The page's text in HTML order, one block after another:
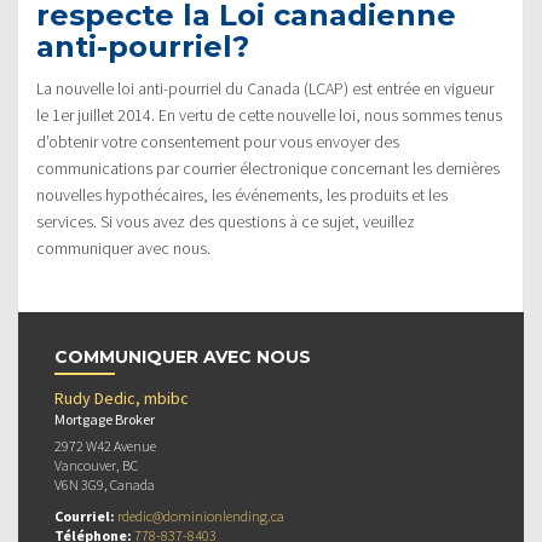
respecte la Loi canadienne
anti-pourriel?
La nouvelle loi anti-pourriel du Canada (LCAP) est entrée en vigueur
le 1er juillet 2014. En vertu de cette nouvelle loi, nous sommes tenus
d’obtenir votre consentement pour vous envoyer des
communications par courrier électronique concernant les dernières
nouvelles hypothécaires, les événements, les produits et les
services. Si vous avez des questions à ce sujet, veuillez
communiquer avec nous.
COMMUNIQUER AVEC NOUS
Rudy Dedic, mbibc
Mortgage Broker
2972 W42 Avenue
Vancouver, BC
V6N 3G9, Canada
Courriel: rdedic@dominionlending.ca
Téléphone: 778-837-8403